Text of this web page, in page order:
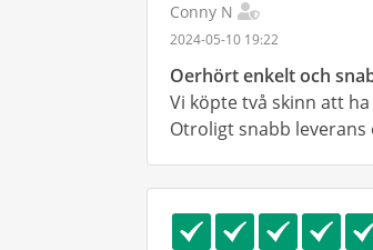
Conny N
2024-05-10 19:22
Oerhört enkelt och
Vi köpte två skinn att
Otroligt snabb